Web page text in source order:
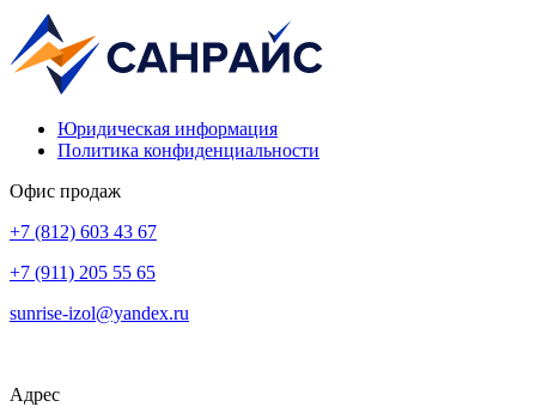
Юридическая информация
Политика конфиденциальности
Офис продаж
+7 (812) 603 43 67
+7 (911) 205 55 65
sunrise-izol@yandex.ru
Адрес